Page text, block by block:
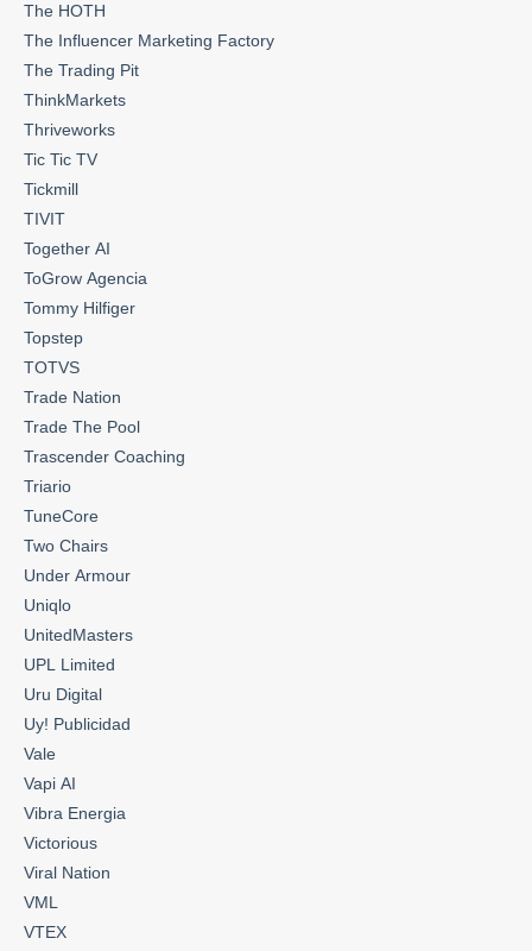
The HOTH
The Influencer Marketing Factory
The Trading Pit
ThinkMarkets
Thriveworks
Tic Tic TV
Tickmill
TIVIT
Together AI
ToGrow Agencia
Tommy Hilfiger
Topstep
TOTVS
Trade Nation
Trade The Pool
Trascender Coaching
Triario
TuneCore
Two Chairs
Under Armour
Uniqlo
UnitedMasters
UPL Limited
Uru Digital
Uy! Publicidad
Vale
Vapi AI
Vibra Energia
Victorious
Viral Nation
VML
VTEX